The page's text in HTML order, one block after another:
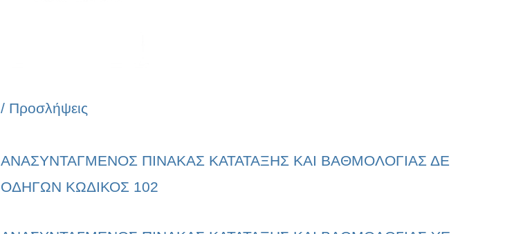
/ Προσλήψεις
ΑΝΑΣΥΝΤΑΓΜΕΝΟΣ ΠΙΝΑΚΑΣ ΚΑΤΑΤΑΞΗΣ ΚΑΙ ΒΑΘΜΟΛΟΓΙΑΣ ΔΕ
ΟΔΗΓΩΝ ΚΩΔΙΚΟΣ 102